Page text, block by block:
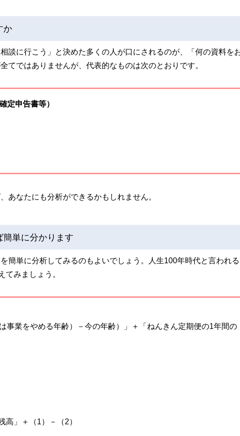
か
談に行こう」と決めた多くの人が口にされるのが、「何の資料を
てではありませんが、代表的なものは次のとおりです。
定申告書等）
あなたにも分析ができるかもしれません。
簡単に分かります
簡単に分析してみるのもよいでしょう。人生100年時代と言われ
てみましょう。
事業をやめる年齢）－今の年齢）」＋「ねんきん定期便の1年間の
高」＋（1）－（2）